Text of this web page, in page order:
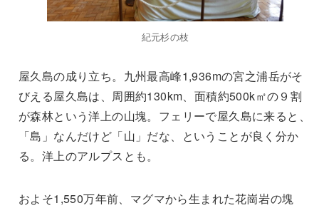
紀元杉の枝
屋久島の成り立ち。九州最高峰1,936mの宮之浦岳がそ
びえる屋久島は、周囲約130km、面積約500k㎡の９割
が森林という洋上の山塊。フェリーで屋久島に来ると、
「島」なんだけど「山」だな、ということが良く分か
る。洋上のアルプスとも。
およそ1,550万年前、マグマから生まれた花崗岩の塊